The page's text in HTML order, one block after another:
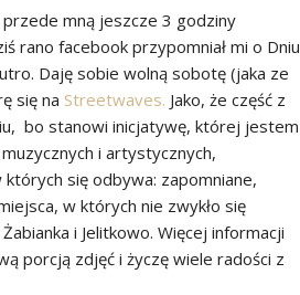
przede mną jeszcze 3 godziny
rano facebook przypomniał mi o Dniu
Daję sobie wolną sobotę (jaka ze
się na Streetwaves. Jako, że część z
bo stanowi inicjatywę, której jestem
i artystycznych,
się odbywa: zapomniane,
w których nie zwykło się
i Jelitkowo. Więcej informacji
porcją zdjęć i życzę wiele radości z